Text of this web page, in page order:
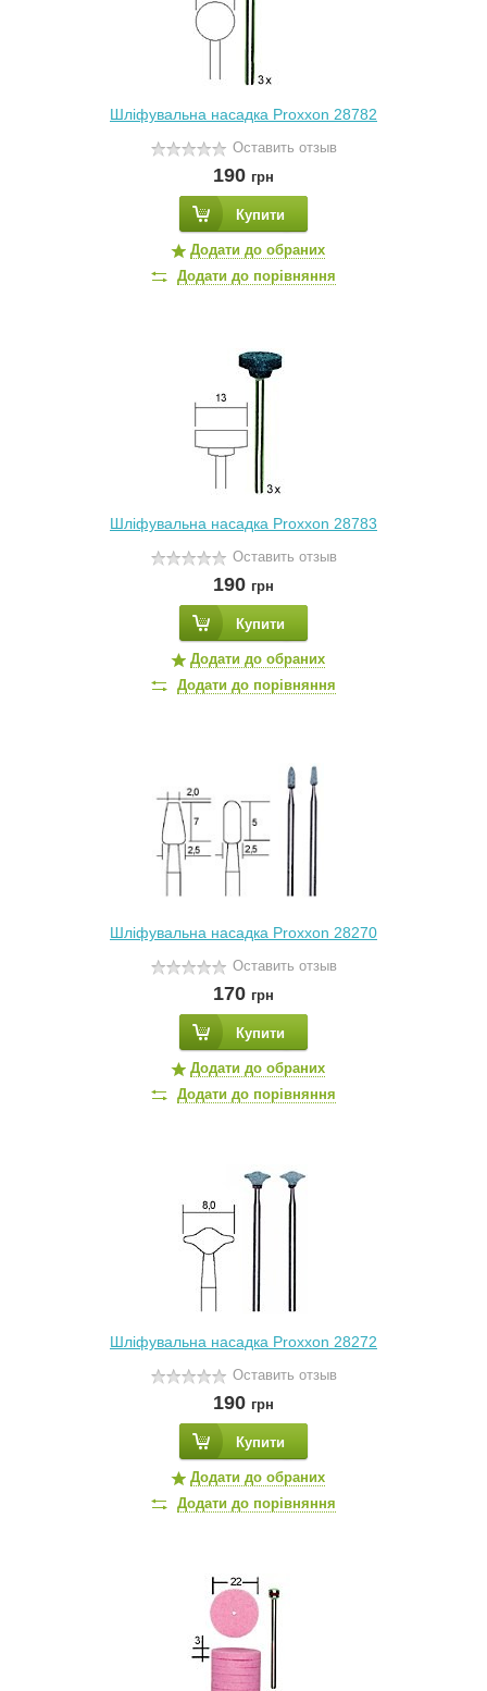
Шліфувальна насадка Proxxon 28782
Оставить отзыв
190 грн
Купити
Додати до обраних
Додати до порівняння
Шліфувальна насадка Proxxon 28783
Оставить отзыв
190 грн
Купити
Додати до обраних
Додати до порівняння
Шліфувальна насадка Proxxon 28270
Оставить отзыв
170 грн
Купити
Додати до обраних
Додати до порівняння
Шліфувальна насадка Proxxon 28272
Оставить отзыв
190 грн
Купити
Додати до обраних
Додати до порівняння